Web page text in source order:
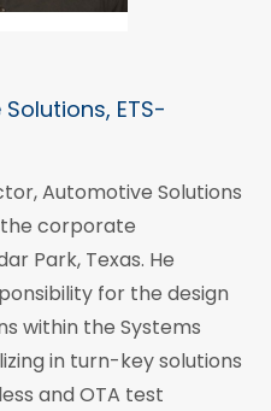
ETS-
Automotive Solutions
the corporate
Park, Texas. He
for the design
within the Systems
in turn-key solutions
and OTA test